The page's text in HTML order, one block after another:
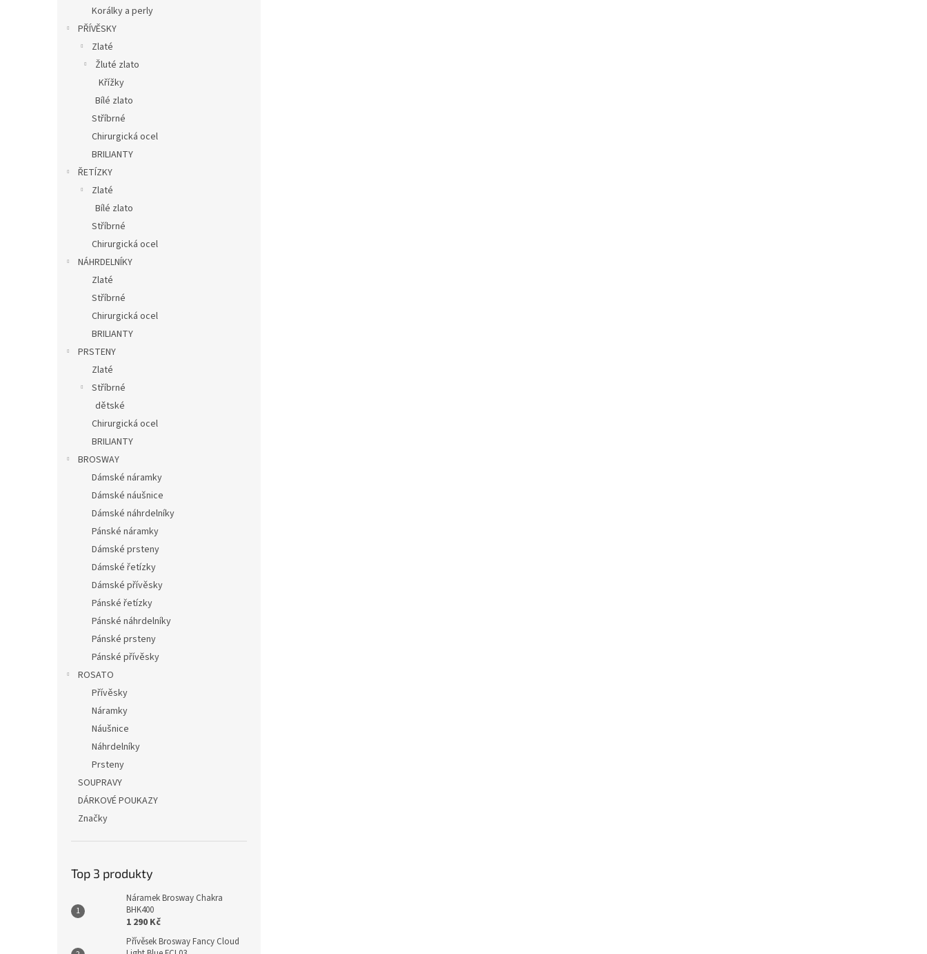
Korálky a perly
PŘÍVĚSKY
Zlaté
Žluté zlato
Křížky
Bílé zlato
Stříbrné
Chirurgická ocel
BRILIANTY
ŘETÍZKY
Zlaté
Bílé zlato
Stříbrné
Chirurgická ocel
NÁHRDELNÍKY
Zlaté
Stříbrné
Chirurgická ocel
BRILIANTY
PRSTENY
Zlaté
Stříbrné
dětské
Chirurgická ocel
BRILIANTY
BROSWAY
Dámské náramky
Dámské náušnice
Dámské náhrdelníky
Pánské náramky
Dámské prsteny
Dámské řetízky
Dámské přívěsky
Pánské řetízky
Pánské náhrdelníky
Pánské prsteny
Pánské přívěsky
ROSATO
Přívěsky
Náramky
Náušnice
Náhrdelníky
Prsteny
SOUPRAVY
DÁRKOVÉ POUKAZY
Značky
Top 3 produkty
Náramek Brosway Chakra
BHK400
1 290 Kč
Přívěsek Brosway Fancy Cloud